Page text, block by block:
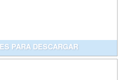
PARA DESCARGAR